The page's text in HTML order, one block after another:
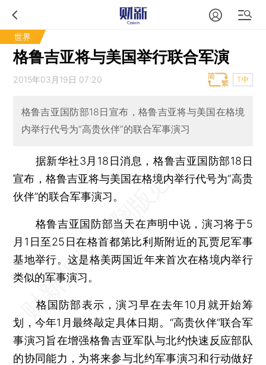
世界
格鲁吉亚将与美国举行联合军演
2015年03月19日 07:20 T中
格鲁吉亚国防部18日宣布，格鲁吉亚将与美国在格境
内举行代号为“高贵伙伴”的联合军事演习
据新华社3月18日消息，格鲁吉亚国防部18日
宣布，格鲁吉亚将与美国在格境内举行代号为“高贵
伙伴”的联合军事演习。
格鲁吉亚国防部当天在声明中说，演习将于5
月1日至25日在格首都第比利斯附近的瓦贾尼军事
基地举行。这是格美两国近年来首次在格境内举行
类似的军事演习。
格国防部表示，演习早在去年10月就开始筹
划，今年1月最终敲定具体日期。“高贵伙伴”联合军
事演习旨在增强格鲁吉亚军队与北约快速反应部队
的协同能力，为将来参与北约军事演习和行动做好